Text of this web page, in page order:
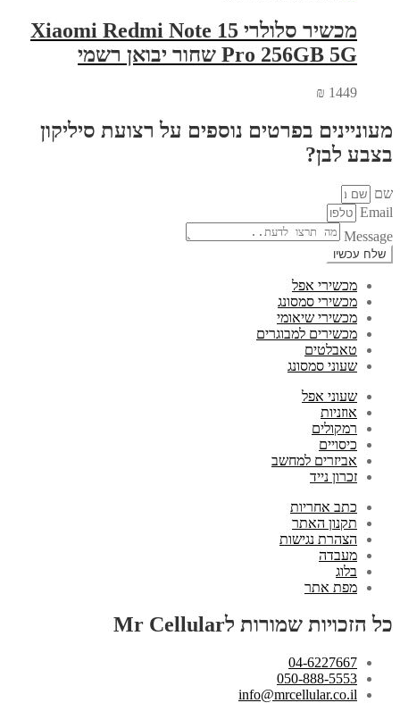
מכשיר סלולרי Xiaomi Redmi Note 15
Pro 256GB 5G שחור יבואן רשמי
₪ 1449
מעוניינים בפרטים נוספים על רצועת סיליקון
בצבע לבן?
שם
Email
Message
שלח עכשיו
מכשירי אפל
מכשירי סמסונג
מכשירי שיאומי
מכשירים למבוגרים
טאבלטים
שעוני סמסונג
שעוני אפל
אוזניות
רמקולים
כיסויים
אביזרים למחשב
זכרון נייד
כתב אחריות
תקנון האתר
הצהרת נגישות
מעבדה
בלוג
מפת אתר
כל הזכויות שמורות לMr Cellular
04-6227667
050-888-5553
info@mrcellular.co.il